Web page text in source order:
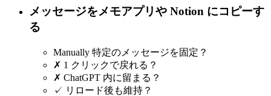
メッセージをメモアプリや Notion にコピーす
る
Manually 特定のメッセージを固定？
✗ 1 クリックで戻れる？
✗ ChatGPT 内に留まる？
✓ リロード後も維持？